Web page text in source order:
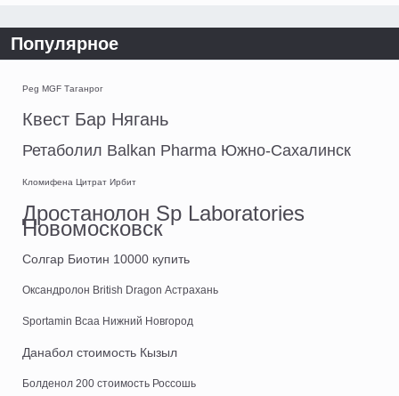
Популярное
Peg MGF Таганрог
Квест Бар Нягань
Ретаболил Balkan Pharma Южно-Сахалинск
Кломифена Цитрат Ирбит
Дростанолон Sp Laboratories
Новомосковск
Солгар Биотин 10000 купить
Оксандролон British Dragon Астрахань
Sportamin Всаа Нижний Новгород
Данабол стоимость Кызыл
Болденол 200 стоимость Россошь